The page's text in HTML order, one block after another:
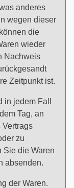
anderes
wegen dieser
die
wieder
Nachweis
Zeitpunkt ist.
jedem Fall
Tag, an
Vertrags
zu
Sie die Waren
absenden.
der Waren.